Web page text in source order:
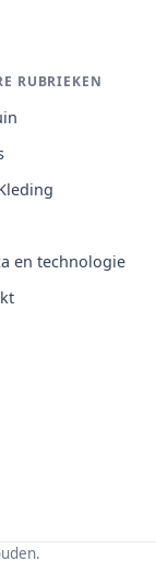
RUBRIEKEN
en technologie